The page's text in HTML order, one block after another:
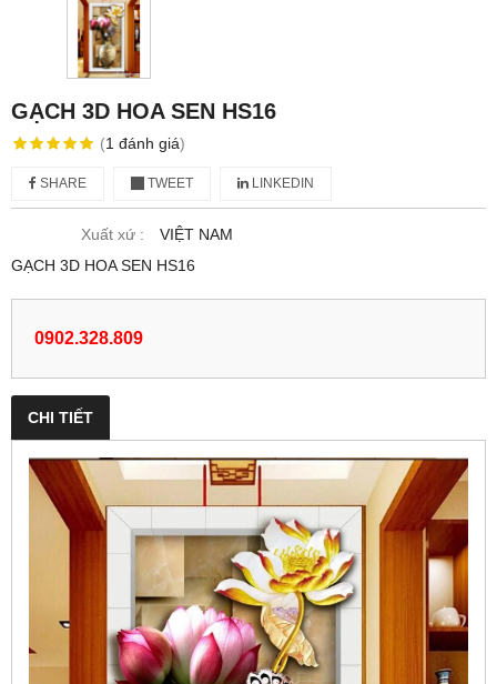
GẠCH 3D HOA SEN HS16
(1 đánh giá)
SHARE TWEET LINKEDIN
Xuất xứ :
VIỆT NAM
GẠCH 3D HOA SEN HS16
0902.328.809
CHI TIẾT